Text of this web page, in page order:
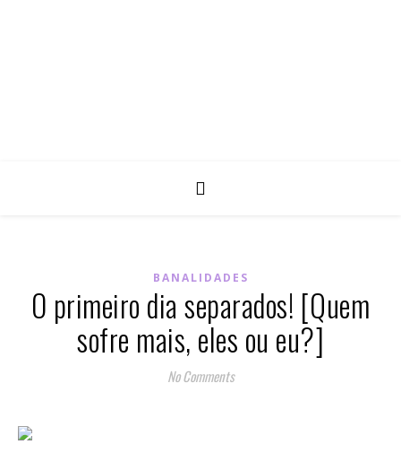
BANALIDADES
O primeiro dia separados! [Quem
sofre mais, eles ou eu?]
No Comments